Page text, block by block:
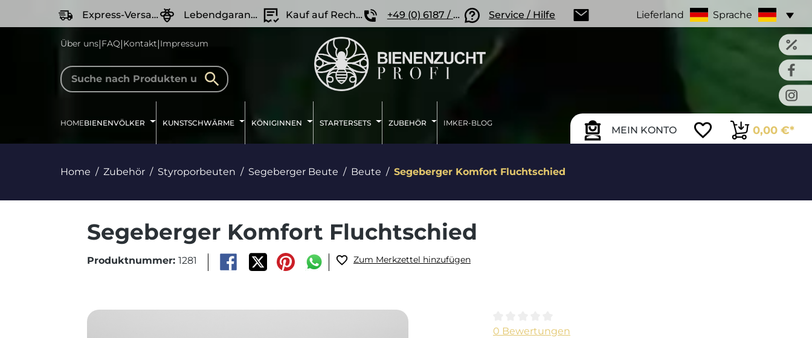
Zur Hauptnavigation springen
Express-Versand Lebendgarantie Kauf auf Rechnung +49 (0) 6187 / 207 57 86 Service / Hilfe Lieferland Sprache
Über uns|FAQ|Kontakt|Impressum
MEIN KONTO 0,00 €*
HOMEBIENENVÖLKER KUNSTSCHWÄRME KÖNIGINNEN STARTERSETS ZUBEHÖR IMKER-BLOG
Home Zubehör Styroporbeuten Segeberger Beute Beute Segeberger Komfort Fluchtschied
Segeberger Komfort Fluchtschied
Produktnummer: 1281 Zum Merkzettel hinzufügen
Bildergalerie überspringen
Durchschnittliche Bewertung von 0 von 5 Sternen
0 Bewertungen